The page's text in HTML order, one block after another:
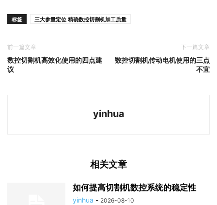
标签 三大参量定位 精确数控切割机加工质量
前一篇文章
数控切割机高效化使用的四点建
议
下一篇文章
数控切割机传动电机使用的三点
不宜
yinhua
相关文章
如何提高切割机数控系统的稳定性
yinhua - 2026-08-10